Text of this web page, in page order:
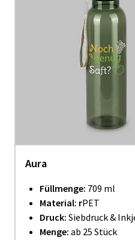
Aura
Füllmenge: 709 ml
Material: rPET
Druck: Siebdruck &
Menge: ab 25 Stück